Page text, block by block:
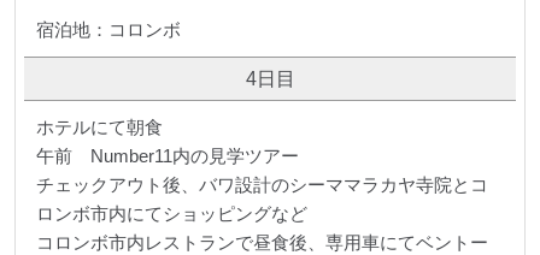
宿泊地：コロンボ
4日目
ホテルにて朝食
午前 Number11内の見学ツアー
チェックアウト後、バワ設計のシーママラカヤ寺院とコ
ロンボ市内にてショッピングなど
コロンボ市内レストランで昼食後、専用車にてベントー